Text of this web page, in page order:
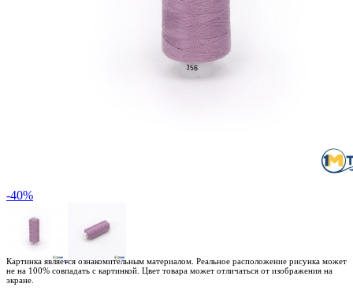
-40%
Картинка является ознакомительным материалом. Реальное расположение рисунка может
не на 100% совпадать с картинкой. Цвет товара может отличаться от изображения на
экране.